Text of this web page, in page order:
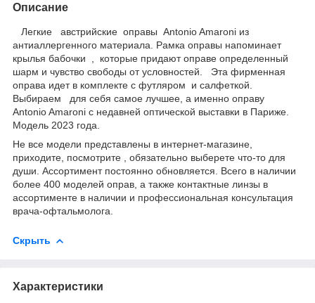
Описание
Легкие австрийские оправы Antonio Amaroni из
антиаллергенного материала. Рамка оправы напоминает
крылья бабочки , которые придают оправе определенный
шарм и чувство свободы от условностей. Эта фирменная
оправа идет в комплекте с футляром и салфеткой.
Выбираем для себя самое лучшее, а именно оправу
Antonio Amaroni с недавней оптической выставки в Париже.
Модель 2023 года.
Не все модели представлены в интернет-магазине,
приходите, посмотрите , обязательно выберете что-то для
души. Ассортимент постоянно обновляется. Всего в наличии
более 400 моделей оправ, а также контактные линзы в
ассортименте в наличии и профессиональная консультация
врача-офтальмолога.
Скрыть
Характеристики